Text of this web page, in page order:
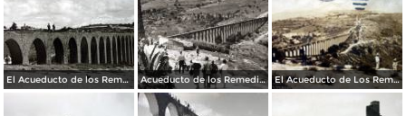
El Acueducto de los Remedios. Acueducto de los Remedios El Acueducto de Los Remedios Por el fotografo Hugo Brehme Circulada el 1 de Abril de 1929 ).